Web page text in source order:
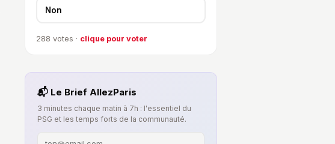
Non
288 votes · clique pour voter
📬 Le Brief AllezParis
3 minutes chaque matin à 7h : l'essentiel du
PSG et les temps forts de la communauté.